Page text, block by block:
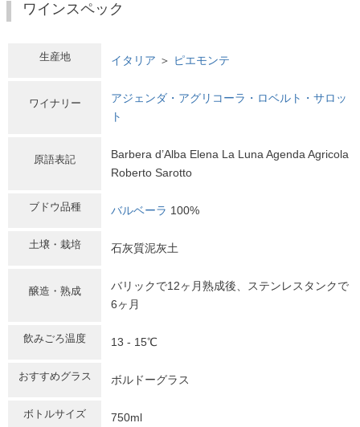
ワインスペック
生産地 イタリア ＞ ピエモンテ
ワイナリー
アジェンダ・アグリコーラ・ロベルト・サロッ
ト
原語表記
Barbera d’Alba Elena La Luna Agenda Agricola
Roberto Sarotto
ブドウ品種 バルベーラ 100%
土壌・栽培 石灰質泥灰土
醸造・熟成
バリックで12ヶ月熟成後、ステンレスタンクで
6ヶ月
飲みごろ温度 13 - 15℃
おすすめグラス ボルドーグラス
ボトルサイズ 750ml